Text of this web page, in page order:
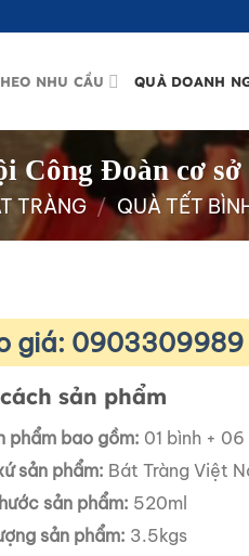
NHU CẦU QUÀ DOANH
Công Đoàn cơ
TRÀNG / QUÀ TẾT
giá: 0903309989
sản phẩm
phẩm bao gồm: 01 bình +
sản phẩm: Bát Tràng Việt
sản phẩm: 520ml
sản phẩm: 3.5kgs